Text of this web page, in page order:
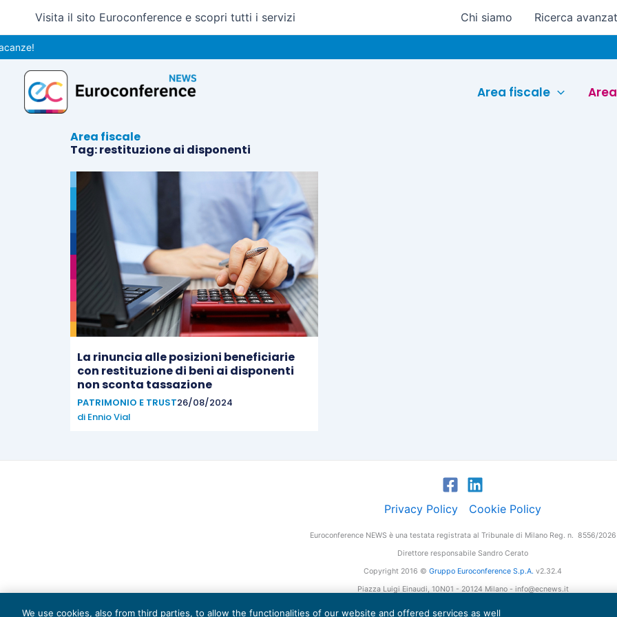
contenuto
Visita il sito Euroconference e scopri tutti i servizi Chi siamo Ricerca
Area fiscale
Area fiscale
Tag: restituzione ai disponenti
La rinuncia alle posizioni beneficiarie
con restituzione di beni ai disponenti
non sconta tassazione
PATRIMONIO E TRUST26/08/2024
di Ennio Vial
Privacy Policy Cookie Policy
Euroconference NEWS è una testata registrata al Tribunale di Milano Reg. n. 8556/2026
Direttore responsabile Sandro Cerato
Copyright 2016 © Gruppo Euroconference S.p.A. v2.32.4
Piazza Luigi Einaudi, 10N01 - 20124 Milano - info@ecnews.it
We use cookies, also from third parties, to allow the functionalities of our website and offered services as well